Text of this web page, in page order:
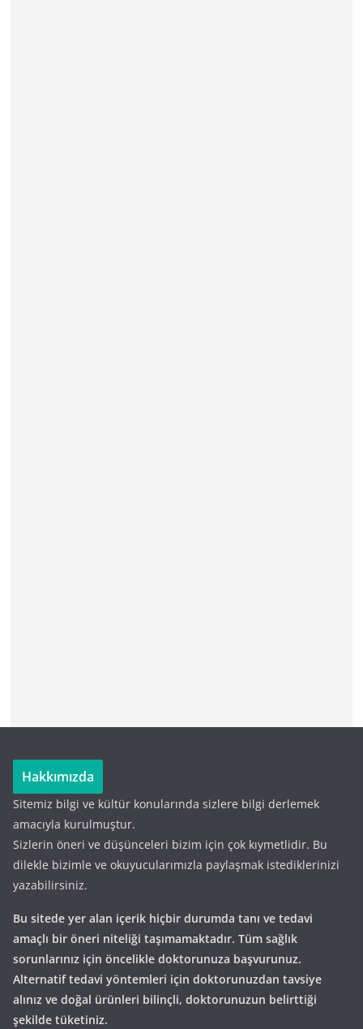
Hakkımızda
Sitemiz bilgi ve kültür konularında sizlere bilgi derlemek
amacıyla kurulmuştur.
Sizlerin öneri ve düşünceleri bizim için çok kıymetlidir. Bu
dilekle bizimle ve okuyucularımızla paylaşmak istediklerinizi
yazabilirsiniz.
Bu sitede yer alan içerik hiçbir durumda tanı ve tedavi
amaçlı bir öneri niteliği taşımamaktadır. Tüm sağlık
sorunlarınız için öncelikle doktorunuza başvurunuz.
Alternatif tedavi yöntemleri için doktorunuzdan tavsiye
alınız ve doğal ürünleri bilinçli, doktorunuzun belirttiği
şekilde tüketiniz.